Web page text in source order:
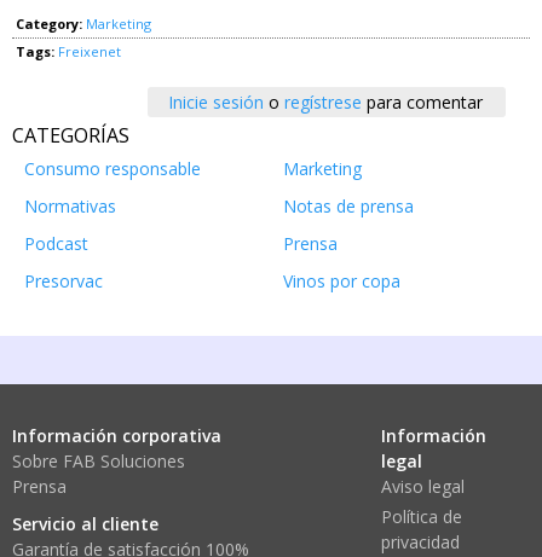
Category: Marketing
Tags: Freixenet
Inicie sesión o regístrese para comentar
CATEGORÍAS
Consumo responsable
Marketing
Normativas
Notas de prensa
Podcast
Prensa
Presorvac
Vinos por copa
Información corporativa
Sobre FAB Soluciones
Prensa
Servicio al cliente
Garantía de satisfacción 100%
Información
legal
Aviso legal
Política de
privacidad